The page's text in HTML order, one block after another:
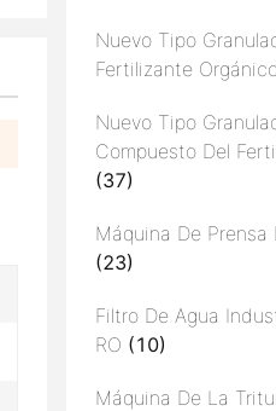
Nuevo Tipo
Fertilizante
Nuevo Tipo
Compuesto Del
(37)
Máquina De Prensa
(23)
Filtro De Agua
RO (10)
Máquina De La